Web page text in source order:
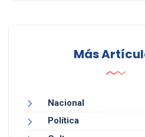
Más
Nacional
Política